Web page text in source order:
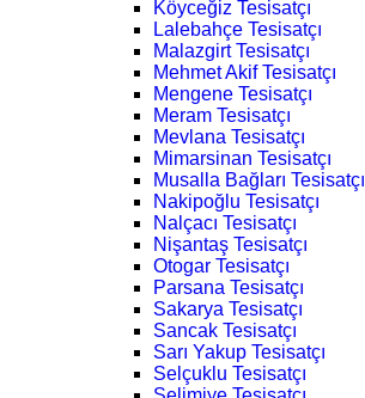
Köyceğiz Tesisatçı
Lalebahçe Tesisatçı
Malazgirt Tesisatçı
Mehmet Akif Tesisatçı
Mengene Tesisatçı
Meram Tesisatçı
Mevlana Tesisatçı
Mimarsinan Tesisatçı
Musalla Bağları Tesisatçı
Nakipoğlu Tesisatçı
Nalçacı Tesisatçı
Nişantaş Tesisatçı
Otogar Tesisatçı
Parsana Tesisatçı
Sakarya Tesisatçı
Sancak Tesisatçı
Sarı Yakup Tesisatçı
Selçuklu Tesisatçı